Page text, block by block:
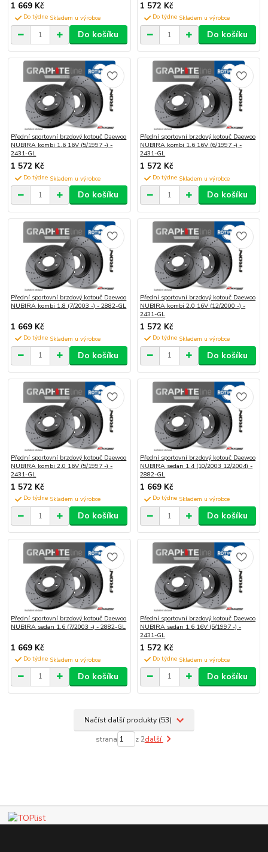
1 669 Kč
Do týdne
Do košíku
1 572 Kč
Do týdne
Do košíku
Přední sportovní brzdový kotouč Daewoo
NUBIRA kombi 1.6 16V (5/1997 -) -
2431-GL
1 572 Kč
Do týdne
Do košíku
Přední sportovní brzdový kotouč Daewoo
NUBIRA kombi 1.6 16V (6/1997 -) -
2431-GL
1 572 Kč
Do týdne
Do košíku
Přední sportovní brzdový kotouč Daewoo
NUBIRA kombi 1.8 (7/2003 -) - 2882-GL
1 669 Kč
Do týdne
Do košíku
Přední sportovní brzdový kotouč Daewoo
NUBIRA kombi 2.0 16V (12/2000 -) -
2431-GL
1 572 Kč
Do týdne
Do košíku
Přední sportovní brzdový kotouč Daewoo
NUBIRA kombi 2.0 16V (5/1997 -) -
2431-GL
1 572 Kč
Do týdne
Do košíku
Přední sportovní brzdový kotouč Daewoo
NUBIRA sedan 1.4 (10/2003 12/2004) -
2882-GL
1 669 Kč
Do týdne
Do košíku
Přední sportovní brzdový kotouč Daewoo
NUBIRA sedan 1.6 (7/2003 -) - 2882-GL
1 669 Kč
Do týdne
Do košíku
Přední sportovní brzdový kotouč Daewoo
NUBIRA sedan 1.6 16V (5/1997 -) -
2431-GL
1 572 Kč
Do týdne
Do košíku
Načíst další produkty (53)
strana z 2další